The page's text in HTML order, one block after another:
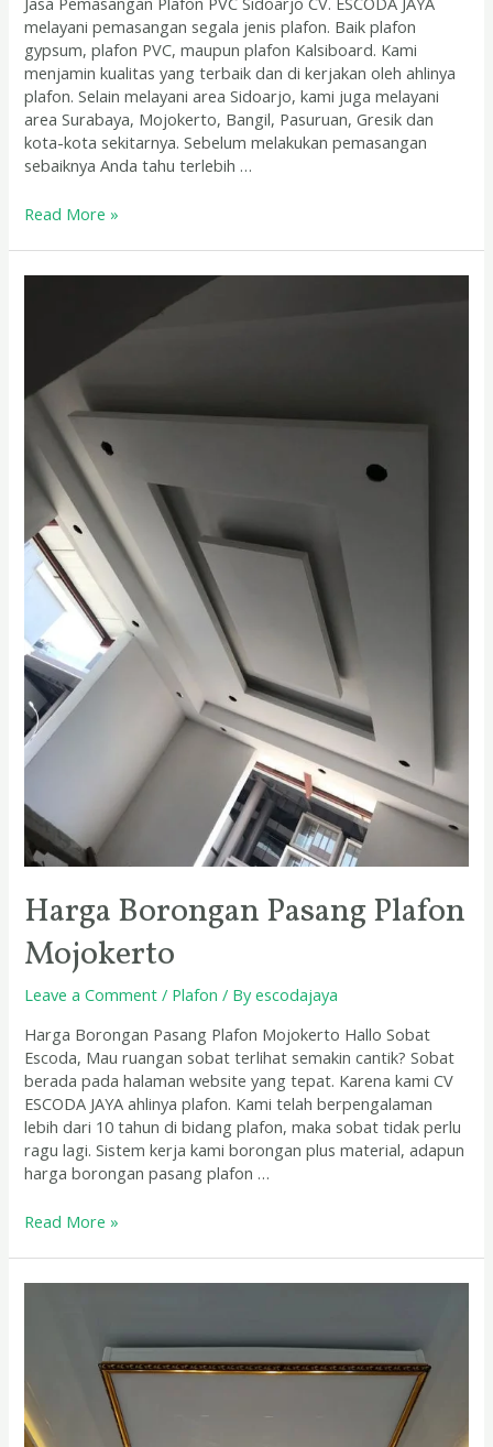
melayani pemasangan segala jenis plafon. Baik plafon
gypsum, plafon PVC, maupun plafon Kalsiboard. Kami
menjamin kualitas yang terbaik dan di kerjakan oleh ahlinya
plafon. Selain melayani area Sidoarjo, kami juga melayani
area Surabaya, Mojokerto, Bangil, Pasuruan, Gresik dan
kota-kota sekitarnya. Sebelum melakukan pemasangan
sebaiknya Anda tahu terlebih …
Read More »
Harga Borongan Pasang Plafon
Mojokerto
Leave a Comment / Plafon / Byescodajaya
Harga Borongan Pasang Plafon Mojokerto Hallo Sobat
Escoda, Mau ruangan sobat terlihat semakin cantik? Sobat
berada pada halaman website yang tepat. Karena kami CV
ESCODA JAYA ahlinya plafon. Kami telah berpengalaman
lebih dari 10 tahun di bidang plafon, maka sobat tidak perlu
ragu lagi. Sistem kerja kami borongan plus material, adapun
harga borongan pasang plafon …
Mojokerto
Read More »
Surabaya